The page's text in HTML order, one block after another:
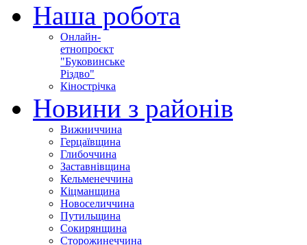
Наша робота
Онлайн-
етнопроєкт
"Буковинське
Різдво"
Кінострічка
Новини з районів
Вижниччина
Герцаївщина
Глибоччина
Заставнівщина
Кельменеччина
Кіцманщина
Новоселиччина
Путильщина
Сокирянщина
Сторожинеччина